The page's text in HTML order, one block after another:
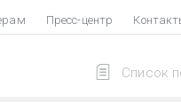
Пресс-центр
Список